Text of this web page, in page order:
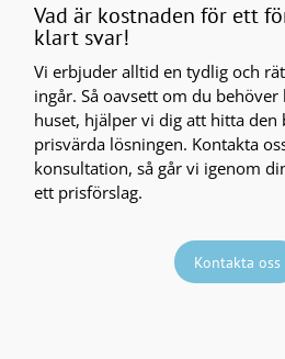
Vad är kostnaden för ett
klart svar!
Vi erbjuder alltid en tydlig och
ingår. Så oavsett om du
huset, hjälper vi dig att hitta den
prisvärda lösningen. Kontakta
konsultation, så går vi igenom
ett prisförslag.
Kontakta oss